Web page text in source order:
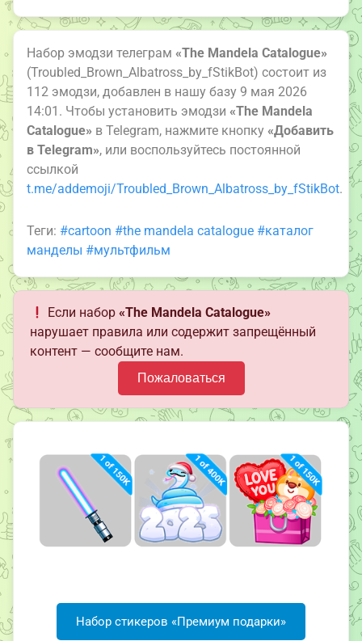
Набор эмодзи телеграм «The Mandela Catalogue»
(Troubled_Brown_Albatross_by_fStikBot) состоит из
112 эмодзи, добавлен в нашу базу 9 мая 2026
14:01. Чтобы установить эмодзи «The Mandela
Catalogue» в Telegram, нажмите кнопку «Добавить
в Telegram», или воспользуйтесь постоянной
ссылкой
t.me/addemoji/Troubled_Brown_Albatross_by_fStikBot.
Теги: #cartoon #the mandela catalogue #каталог
манделы #мультфильм
Если набор«The Mandela Catalogue»
нарушает правила или содержит запрещённый
контент — сообщите нам.
Пожаловаться
Набор стикеров «Премиум подарки»